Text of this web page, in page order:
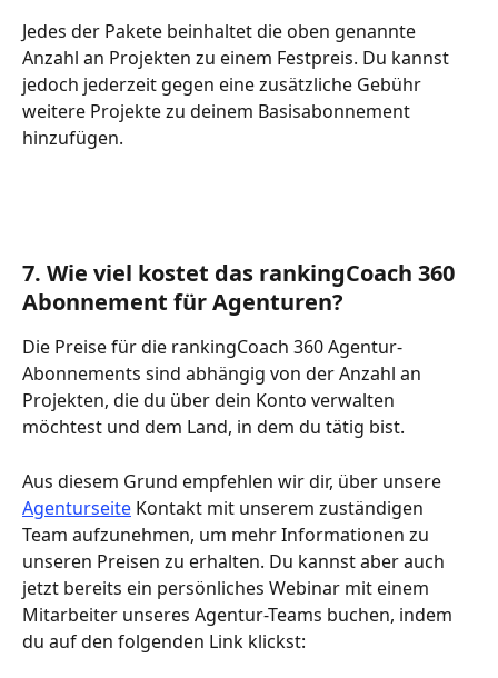
Jedes der Pakete beinhaltet die oben genannte
Anzahl an Projekten zu einem Festpreis. Du kannst
jedoch jederzeit gegen eine zusätzliche Gebühr
weitere Projekte zu deinem Basisabonnement
hinzufügen.
7. Wie viel kostet das rankingCoach 360
Abonnement für Agenturen?
Die Preise für die rankingCoach 360 Agentur-
Abonnements sind abhängig von der Anzahl an
Projekten, die du über dein Konto verwalten
möchtest und dem Land, in dem du tätig bist.
Aus diesem Grund empfehlen wir dir, über unsere
Agenturseite Kontakt mit unserem zuständigen
Team aufzunehmen, um mehr Informationen zu
unseren Preisen zu erhalten. Du kannst aber auch
jetzt bereits ein persönliches Webinar mit einem
Mitarbeiter unseres Agentur-Teams buchen, indem
du auf den folgenden Link klickst: